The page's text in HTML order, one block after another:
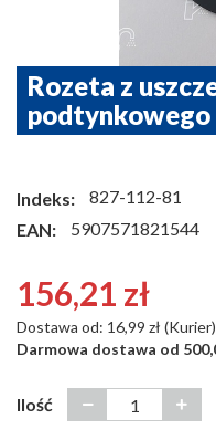
Rozeta z
podtynkowego
Indeks:
827-112-81
EAN:
5907571821544
156,21 zł
Dostawa od: 16,99 zł (Kurier)
Darmowa dostawa od
Ilość